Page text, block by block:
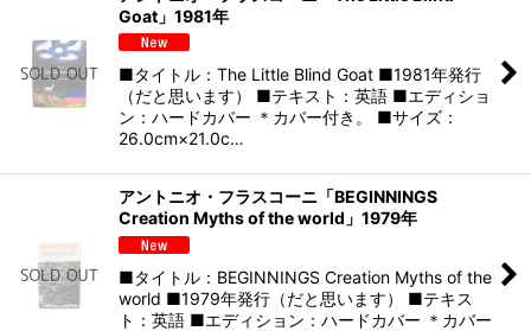
Goat」1981年
■タイトル：The Little Blind Goat ■1981年発行
（だと思います） ■テキスト：英語 ■エディショ
ン：ハードカバー ＊カバー付き。 ■サイズ：
26.0cm×21.0c…
アントニオ・フラスコーニ「BEGINNINGS
Creation Myths of the world」1979年
■タイトル：BEGINNINGS Creation Myths of the
world ■1979年発行（だと思います） ■テキス
ト：英語 ■エディション：ハードカバー ＊カバー